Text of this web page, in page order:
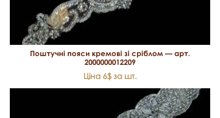
Поштучні пояси кремові зі сріблом — арт.
2000000012209
Ціна 6$ за шт.